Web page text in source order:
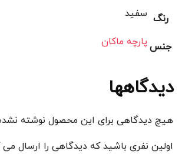
رنگ سفید
جنس پارچه ماکان
دیدگاهها
هیچ دیدگاهی برای این محصول نوشته
اولین نفری باشید که دیدگاهی را ارسال